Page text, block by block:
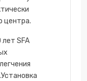
центра.
SFA